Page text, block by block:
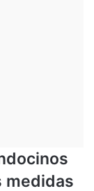
medidas